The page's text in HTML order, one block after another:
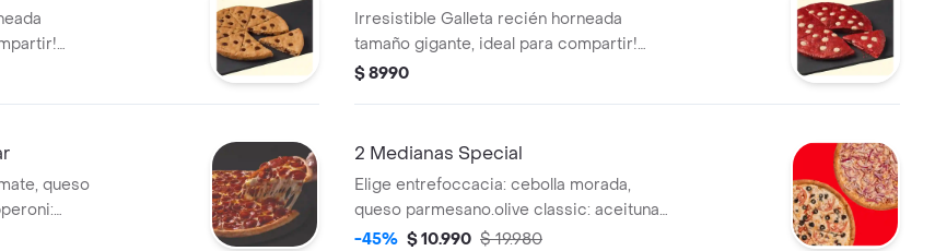
y
Irresistible Galleta recién horneada
tamaño gigante, ideal para compartir!
Sabor Red Velvet con un toque de cacao
porciones.
$ 8990
queso
a
2 Medianas Special
Elige entrefoccacia: cebolla morada,
queso parmesano.olive classic: aceitunas
y tomate. italiana clasica: tomate y
-45% $ 10.990 $ 19.980